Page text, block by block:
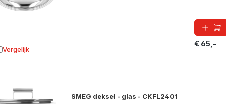
€ 65,-
Vergelijk aan vergelijking
SMEG deksel - glas - CKFL2401